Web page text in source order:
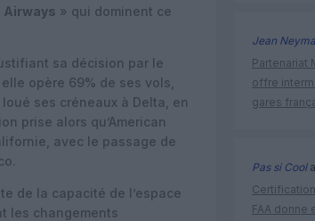
Airways » qui dominent ce
sa décision par le
opère 69% de ses vols,
ses créneaux à Delta, en
prise alors qu’American
avec le passage de
de la capacité de l’espace
les changements
Jean
Partenariat
offre
gares
Pas si Cool
FAA donne